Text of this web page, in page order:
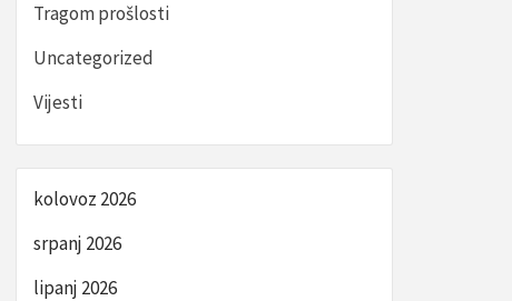
Tragom prošlosti
Uncategorized
Vijesti
kolovoz 2026
srpanj 2026
lipanj 2026